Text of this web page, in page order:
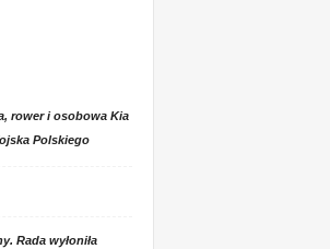
rower i osobowa Kia
Polskiego
Rada wyłoniła